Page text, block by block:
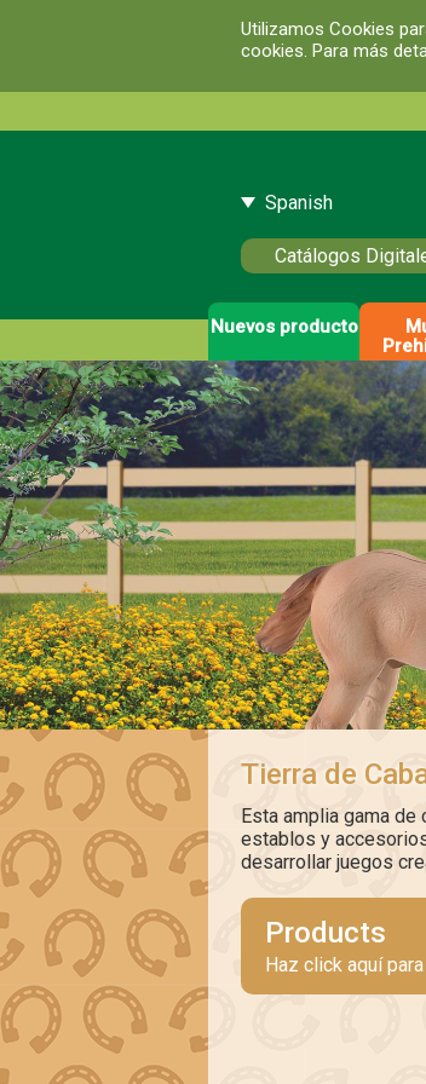
Utilizamos Cookies
cookies. Para más
Spanish
Catálogos
Nuevos producto
Tierra de
Esta amplia gama
establos y
desarrollar juegos
Products
Haz click aquí